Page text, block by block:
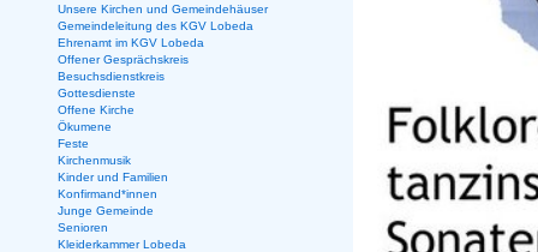
Unsere Kirchen und Gemeindehäuser
Gemeindeleitung des KGV Lobeda
Ehrenamt im KGV Lobeda
Offener Gesprächskreis
Besuchsdienstkreis
Gottesdienste
Offene Kirche
Ökumene
Feste
Kirchenmusik
Kinder und Familien
Konfirmand*innen
Junge Gemeinde
Senioren
Kleiderkammer Lobeda